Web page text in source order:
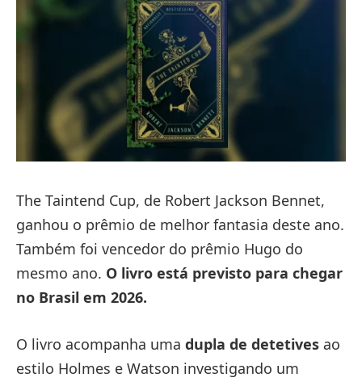
The Taintend Cup, de Robert Jackson Bennet,
ganhou o prêmio de melhor fantasia deste ano.
Também foi vencedor do prêmio Hugo do
mesmo ano. O livro está previsto para chegar
no Brasil em 2026.
O livro acompanha uma dupla de detetives ao
estilo Holmes e Watson investigando um